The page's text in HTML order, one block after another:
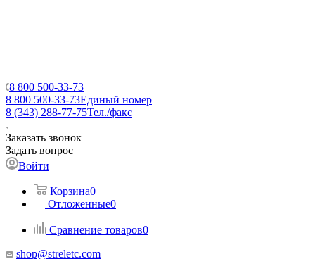
8 800 500-33-73
8 800 500-33-73Единый номер
8 (343) 288-77-75Тел./факс
Заказать звонок
Задать вопрос
Войти
Корзина0
Отложенные0
Сравнение товаров0
shop@streletc.com